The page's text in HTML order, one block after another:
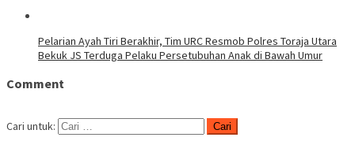
Pelarian Ayah Tiri Berakhir, Tim URC Resmob Polres Toraja Utara
Bekuk JS Terduga Pelaku Persetubuhan Anak di Bawah Umur
Comment
Cari untuk: